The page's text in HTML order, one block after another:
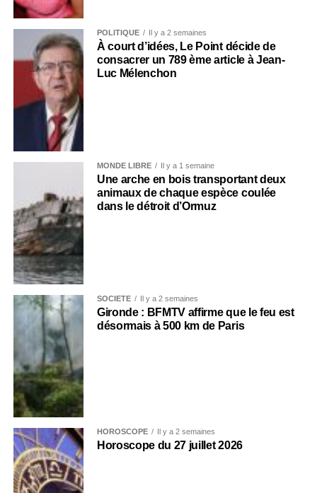
POLITIQUE Il y a 2 semaines
À court d’idées, Le Point décide de
consacrer un 789 ème article à Jean-
Luc Mélenchon
MONDE LIBRE Il y a 1 semaine
Une arche en bois transportant deux
animaux de chaque espèce coulée
dans le détroit d’Ormuz
SOCIÉTÉ Il y a 2 semaines
Gironde : BFMTV affirme que le feu est
désormais à 500 km de Paris
HOROSCOPE Il y a 2 semaines
Horoscope du 27 juillet 2026